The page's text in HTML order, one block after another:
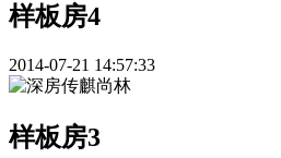
样板房4
2014-07-21 14:57:33
样板房3